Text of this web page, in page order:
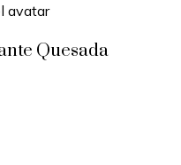
Quesada